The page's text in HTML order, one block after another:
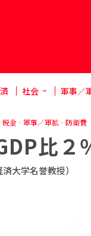
社会 軍事／
税金 · 軍事／軍拡 · 防衛費
比２
大学名誉教授）